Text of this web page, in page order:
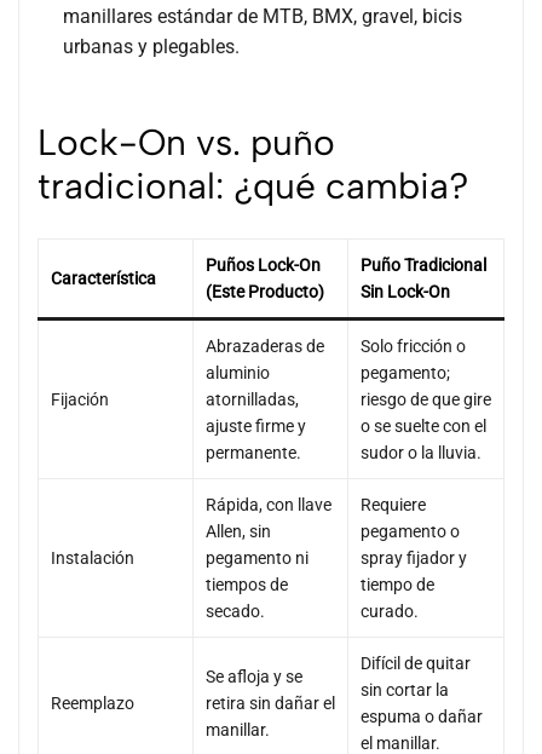
manillares estándar de MTB, BMX, gravel, bicis
urbanas y plegables.
Lock-On vs. puño
tradicional: ¿qué cambia?
Característica
Puños Lock-On
(este Producto)
Puño Tradicional
Sin Lock-On
Fijación
Abrazaderas de
aluminio
atornilladas,
ajuste firme y
permanente.
Solo fricción o
pegamento;
riesgo de que gire
o se suelte con el
sudor o la lluvia.
Instalación
Rápida, con llave
Allen, sin
pegamento ni
tiempos de
secado.
Requiere
pegamento o
spray fijador y
tiempo de
curado.
Reemplazo
Se afloja y se
retira sin dañar el
manillar.
Difícil de quitar
sin cortar la
espuma o dañar
el manillar.